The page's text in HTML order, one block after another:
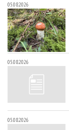
05.08.2026
05.08.2026
05.08.2026